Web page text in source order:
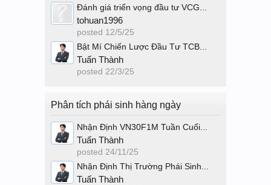
Đánh giá triển vọng đầu tư VCG...
tohuan1996
posted 12/5/25
Bật Mí Chiến Lược Đầu Tư TCB...
Tuấn Thành
posted 22/3/25
Phân tích phái sinh hàng ngày
Nhận Định VN30F1M Tuần Cuối...
Tuấn Thành
posted 24/11/25
Nhận Định Thị Trường Phái Sinh...
Tuấn Thành